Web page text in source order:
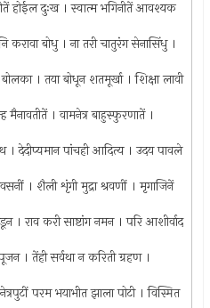
होईल दुःख । स्वात्म भगिनीतें आवश्यक
करावा बोधु । ना तरी चातुरंग सेनासिंधु ।
। तया बोधून शतमूर्खा । शिक्षा लावी
। वामनेत्र बाहुस्फुरणातें ।
देदीप्यमान पांचही आदित्य । उदय पावले
। शैली शृंगी मुद्रा श्रवणीं । मृगाजिनें
। राव करी साष्टांग नमन । परि आशीर्वाद
। तेंही सर्वथा न करिती ग्रहण ।
परम भयाभीत झाला पोटी । विस्मित